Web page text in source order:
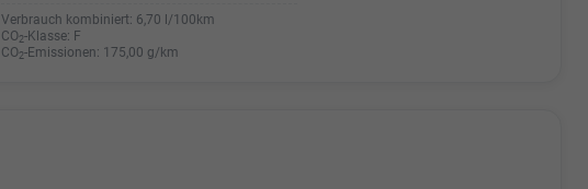
Verbrauch kombiniert: 6,70 l/100km
CO2-Klasse: F
CO2-Emissionen: 175,00 g/km